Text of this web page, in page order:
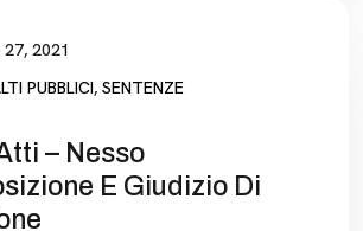
SOSTANZIALE.
V, 27.09.2021, n. 6481 “…Vale
27, 2021
PUBBLICI, SENTENZE
– Nesso
E Giudizio Di